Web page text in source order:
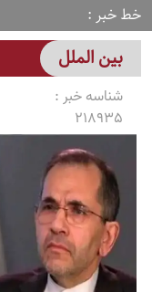
خط خبر
بین الملل
شناسه خبر :
218935